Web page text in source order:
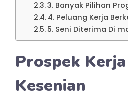
3. Banyak Pilihan
4. Peluang Kerja
5. Seni Diterima Di
Prospek
Kesenian